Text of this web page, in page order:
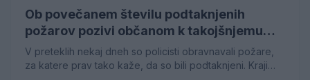
Ob povečanem številu podtaknjenih
požarov pozivi občanom k takojšnjemu
obveščanju policije
V preteklih nekaj dneh so policisti obravnavali požare,
za katere prav tako kaže, da so bili podtaknjeni. Kraji